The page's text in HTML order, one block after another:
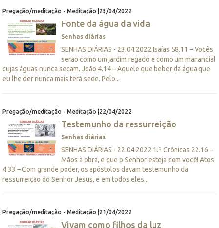
Pregação/meditação - Meditação |23/04/2022
Fonte da água da vida
Senhas diárias
SENHAS DIÁRIAS - 23.04.2022 Isaías 58.11 – Vocês
serão como um jardim regado e como um manancial
cujas águas nunca secam. João 4.14 – Aquele que beber da água que
eu lhe der nunca mais terá sede. Pelo...
Pregação/meditação - Meditação |22/04/2022
Testemunho da ressurreição
Senhas diárias
SENHAS DIÁRIAS - 22.04.2022 1.º Crônicas 22.16 –
Mãos à obra, e que o Senhor esteja com você! Atos
4.33 – Com grande poder, os apóstolos davam testemunho da
ressurreição do Senhor Jesus, e em todos eles...
Pregação/meditação - Meditação |21/04/2022
Vivam como filhos da luz